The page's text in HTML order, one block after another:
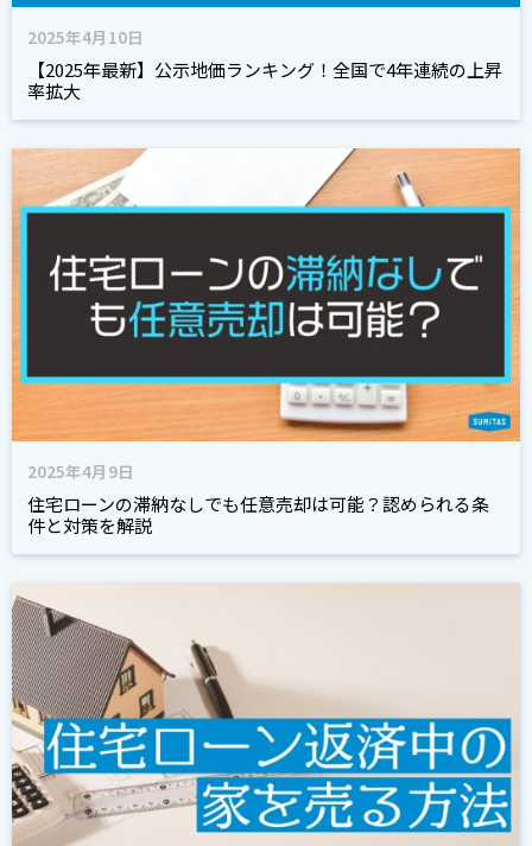
2025年4月10日
【2025年最新】公示地価ランキング！全国で4年連続の上昇
率拡大
2025年4月9日
住宅ローンの滞納なしでも任意売却は可能？認められる条
件と対策を解説